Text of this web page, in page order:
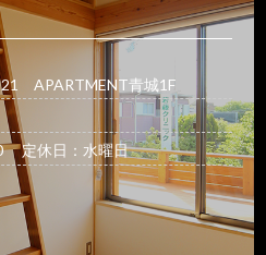
APARTMENT青城1F
定休日：水曜日